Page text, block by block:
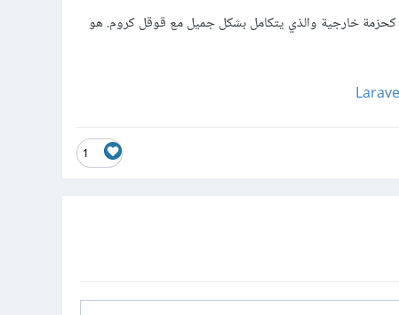
أما في يخص أتمتة المتصفح فيتوفر الآن Laravel dusk كحزمة خارجية والذي يتكامل بشكل جميل مع قوقل كروم. هو
1